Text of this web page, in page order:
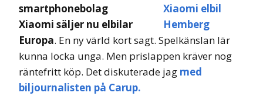
smartphonebolag
Xiaomi säljer nu elbilar
Europa. En ny värld kort sagt. Spelkänslan lär
kunna locka unga. Men prislappen kräver nog
räntefritt köp. Det diskuterade jag med
biljournalisten på Carup.